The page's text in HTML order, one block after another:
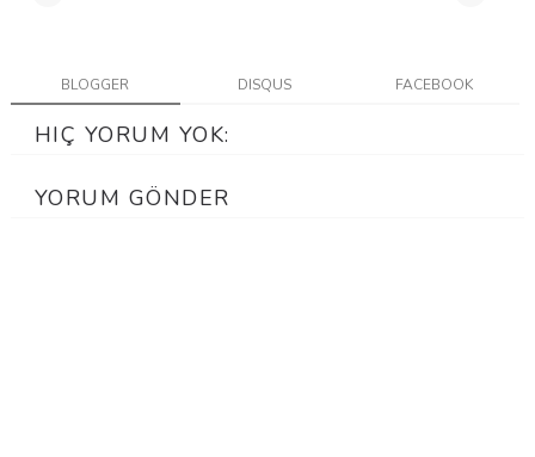
BLOGGER DISQUS FACEBOOK
HIÇ YORUM YOK:
YORUM GÖNDER